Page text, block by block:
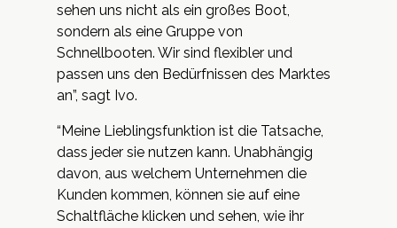
sehen uns nicht als ein großes Boot,
sondern als eine Gruppe von
Schnellbooten. Wir sind flexibler und
passen uns den Bedürfnissen des Marktes
an”, sagt Ivo.
“Meine Lieblingsfunktion ist die Tatsache,
dass jeder sie nutzen kann. Unabhängig
davon, aus welchem Unternehmen die
Kunden kommen, können sie auf eine
Schaltfläche klicken und sehen, wie ihr